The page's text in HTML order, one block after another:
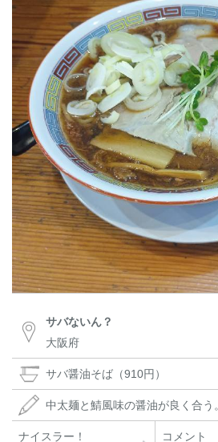
サバないん？
大阪府
サバ醤油そば（910円）
中太麺と鯖風味の醤油が良く合う
ナイスラー！ コメント